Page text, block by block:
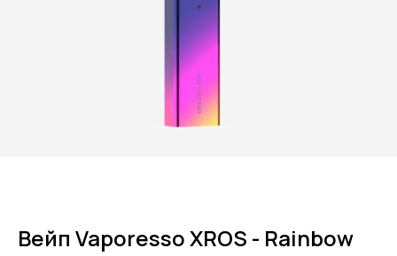
Вейп Vaporesso XROS - Rainbow